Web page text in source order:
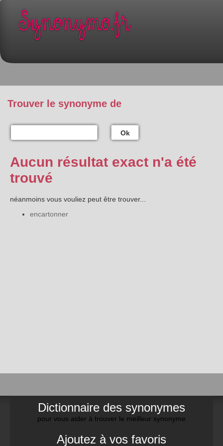
Trouver le synonyme de
Ok
Aucun résultat exact n'a été
trouvé
néanmoins vous vouliez peut être trouver...
encartonner
Dictionnaire des synonymes
pour vous aider à trouver le meilleur synonyme
Ajoutez à vos favoris